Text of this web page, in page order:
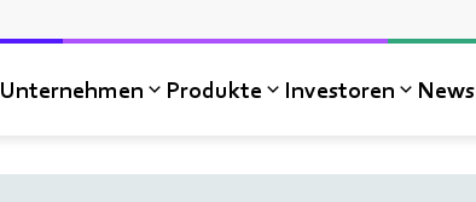
Unternehmen Produkte Investoren News